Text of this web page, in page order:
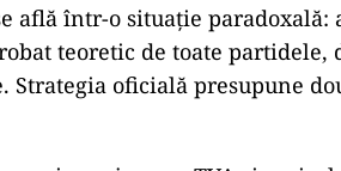
află într-o situație paradoxală:
teoretic de toate partidele,
Strategia oficială presupune